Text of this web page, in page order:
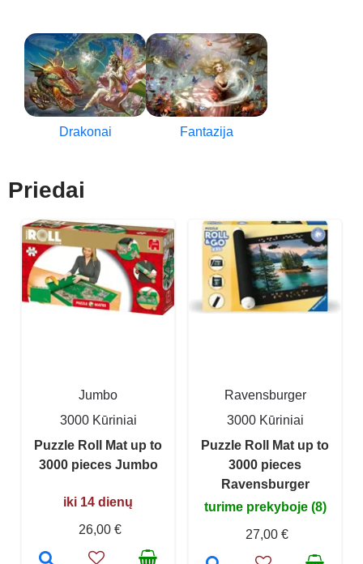
Drakonai Fantazija
Priedai
Jumbo
3000 Kūriniai
Puzzle Roll Mat up to
3000 pieces Jumbo
iki 14 dienų
26,00 €
Ravensburger
3000 Kūriniai
Puzzle Roll Mat up to
3000 pieces
Ravensburger
turime prekyboje (8)
27,00 €